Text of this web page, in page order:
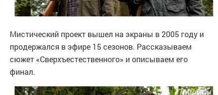
Мистический проект вышел на экраны в 2005 году и
продержался в эфире 15 сезонов. Рассказываем
сюжет «Сверхъестественного» и описываем его
финал.